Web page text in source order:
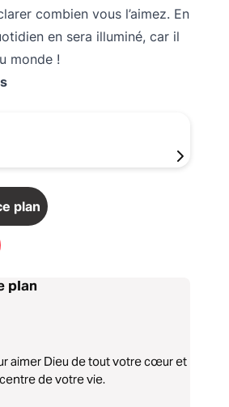
combien vous l’aimez. En
en sera illuminé, car il
monde !
plan
plan
aimer Dieu de tout votre cœur et
de votre vie.